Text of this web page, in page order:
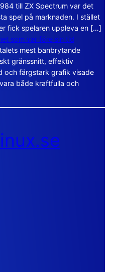
till ZX Spectrum var det
spel på marknaden. I stället
fick spelaren uppleva en […]
som var före sin tid
mest banbrytande
gränssnitt, effektiv
och färgstark grafik visade
både kraftfulla och